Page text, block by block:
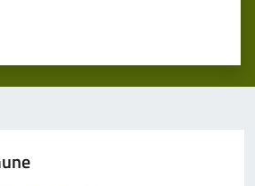
5 stelle su 5
stelle su 5
su 5
5